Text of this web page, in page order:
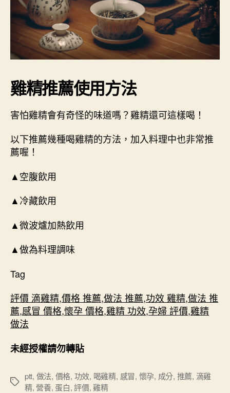
雞精推薦使用方法
害怕雞精會有奇怪的味道嗎？雞精還可這樣喝！
以下推薦幾種喝雞精的方法，加入料理中也非常推
薦喔！
▲空腹飲用
▲冷藏飲用
▲微波爐加熱飲用
▲做為料理調味
Tag
評價 滴雞精,價格 推薦,做法 推薦,功效 雞精,做法 推
薦,感冒 價格,懷孕 價格,雞精 功效,孕婦 評價,雞精
做法
未經授權請勿轉貼
標
ptt, 做法, 價格, 功效, 喝雞精, 感冒, 懷孕, 成分, 推薦, 滴雞
精, 營養,蛋白,評價,雞精